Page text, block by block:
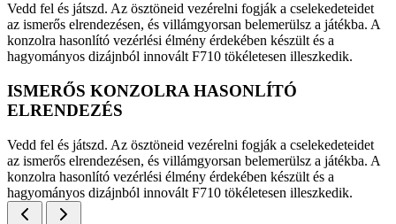
Vedd fel és játszd. Az ösztöneid vezérelni fogják a cselekedeteidet
az ismerős elrendezésen, és villámgyorsan belemerülsz a játékba. A
konzolra hasonlító vezérlési élmény érdekében készült és a
hagyományos dizájnból innovált F710 tökéletesen illeszkedik.
ISMERŐS KONZOLRA HASONLÍTÓ
ELRENDEZÉS
Vedd fel és játszd. Az ösztöneid vezérelni fogják a cselekedeteidet
az ismerős elrendezésen, és villámgyorsan belemerülsz a játékba. A
konzolra hasonlító vezérlési élmény érdekében készült és a
hagyományos dizájnból innovált F710 tökéletesen illeszkedik.